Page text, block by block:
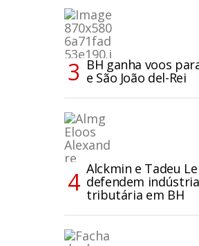
BH ganha voos
e São João del-Rei
Alckmin e Tadeu
defendem
tributária em BH